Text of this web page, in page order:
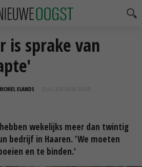
is sprake van
ELANDS 03 JUL 2018 OM 06:10
wekelijks meer dan twintig
bedrijf in Haaren. 'We moeten
en te binden.'